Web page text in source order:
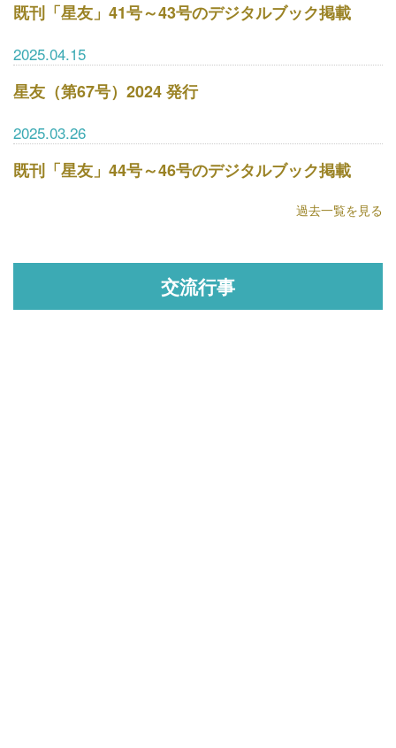
既刊「星友」41号～43号のデジタルブック掲載
2025.04.15
星友（第67号）2024 発行
2025.03.26
既刊「星友」44号～46号のデジタルブック掲載
過去一覧を見る
交流行事